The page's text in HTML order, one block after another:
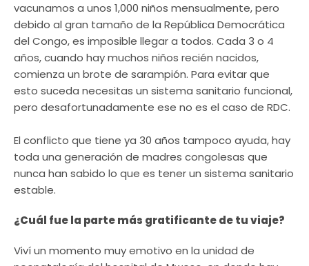
vacunamos a unos 1,000 niños mensualmente, pero
debido al gran tamaño de la República Democrática
del Congo, es imposible llegar a todos. Cada 3 o 4
años, cuando hay muchos niños recién nacidos,
comienza un brote de sarampión. Para evitar que
esto suceda necesitas un sistema sanitario funcional,
pero desafortunadamente ese no es el caso de RDC.
El conflicto que tiene ya 30 años tampoco ayuda, hay
toda una generación de madres congolesas que
nunca han sabido lo que es tener un sistema sanitario
estable.
¿Cuál fue la parte más gratificante de tu viaje?
Viví un momento muy emotivo en la unidad de